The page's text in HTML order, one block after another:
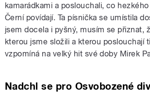
kamarádkami a poslouchali, co
Černí povídají. Ta písnička se umístila
jsem docela i pyšný, musím se přiznat,
kterou jsme složili a kterou poslouchají
vzpomíná na velký hit své doby Mirek
Nadchl se pro Osvobozené